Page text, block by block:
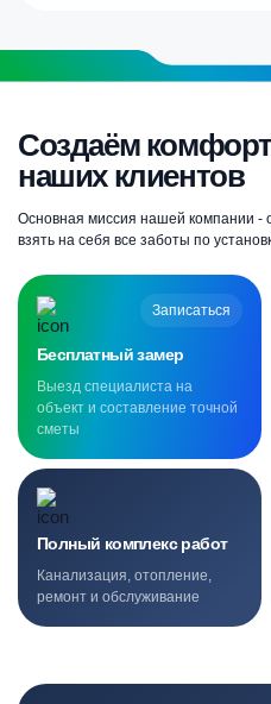
Создаём
наших клиентов
Основная миссия нашей компании -
взять на себя все заботы по
Записаться
Бесплатный замер
Выезд специалиста на
объект и составление точной
сметы
Полный комплекс работ
Канализация, отопление,
ремонт и обслуживание